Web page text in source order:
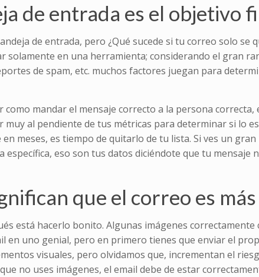
de entrada es el objetivo
de entrada, pero ¿Qué sucede si tu correo solo se
solamente en una herramienta; considerando el gran
de spam, etc. muchos factores juegan para
como mandar el mensaje correcto a la persona
muy al pendiente de tus métricas para determinar si lo
meses, es tiempo de quitarlo de tu lista. Si ves un gran
específica, eso son tus datos diciéndote que tu mensaje
que el correo es
está hacerlo bonito. Algunas imágenes correctamente
en uno genial, pero en primero tienes que enviar el
visuales, pero olvidamos que, incrementan el
no uses imágenes, el email debe de estar